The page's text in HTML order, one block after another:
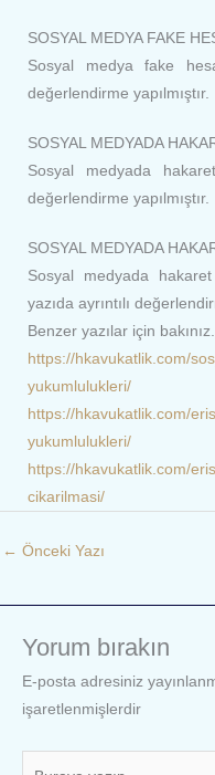
SOSYAL MEDYA FAKE
Sosyal medya fake
değerlendirme yapılmıştır.
SOSYAL MEDYADA
Sosyal medyada
değerlendirme yapılmıştır.
SOSYAL MEDYADA
Sosyal medyada
yazıda ayrıntılı
Benzer yazılar için bakınız.
https://hkavukatlik.com/
yukumlulukleri/
https://hkavukatlik.com/
yukumlulukleri/
https://hkavukatlik.com/
cikarilmasi/
← Önceki Yazı
Yorum bırakın
E-posta adresiniz
işaretlenmişlerdir